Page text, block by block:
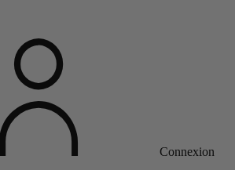
Connexion